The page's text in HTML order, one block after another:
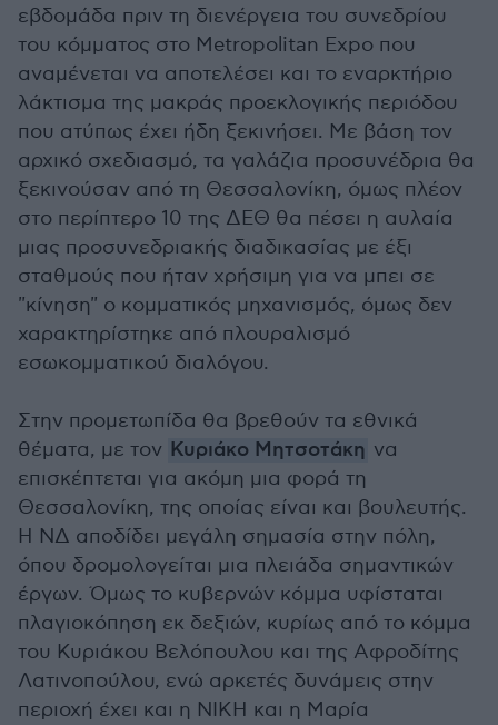
εβδομάδα πριν τη διενέργεια του συνεδρίου
του κόμματος στο Metropolitan Expo που
αναμένεται να αποτελέσει και το εναρκτήριο
λάκτισμα της μακράς προεκλογικής περιόδου
που ατύπως έχει ήδη ξεκινήσει. Με βάση τον
αρχικό σχεδιασμό, τα γαλάζια προσυνέδρια θα
ξεκινούσαν από τη Θεσσαλονίκη, όμως πλέον
στο περίπτερο 10 της ΔΕΘ θα πέσει η αυλαία
μιας προσυνεδριακής διαδικασίας με έξι
σταθμούς που ήταν χρήσιμη για να μπει σε
"κίνηση" ο κομματικός μηχανισμός, όμως δεν
χαρακτηρίστηκε από πλουραλισμό
εσωκομματικού διαλόγου.
Στην προμετωπίδα θα βρεθούν τα εθνικά
θέματα, με τον Κυριάκο Μητσοτάκη να
επισκέπτεται για ακόμη μια φορά τη
Θεσσαλονίκη, της οποίας είναι και βουλευτής.
Η ΝΔ αποδίδει μεγάλη σημασία στην πόλη,
όπου δρομολογείται μια πλειάδα σημαντικών
έργων. Όμως το κυβερνών κόμμα υφίσταται
πλαγιοκόπηση εκ δεξιών, κυρίως από το κόμμα
του Κυριάκου Βελόπουλου και της Αφροδίτης
Λατινοπούλου, ενώ αρκετές δυνάμεις στην
περιοχή έχει και η ΝΙΚΗ και η Μαρία